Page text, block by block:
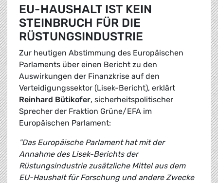
EU-HAUSHALT IST KEIN
STEINBRUCH FÜR DIE
RÜSTUNGSINDUSTRIE
Zur heutigen Abstimmung des Europäischen
Parlaments über einen Bericht zu den
Auswirkungen der Finanzkrise auf den
Verteidigungssektor (Lisek-Bericht), erklärt
Reinhard Bütikofer, sicherheitspolitischer
Sprecher der Fraktion Grüne/EFA im
Europäischen Parlament:
"Das Europäische Parlament hat mit der
Annahme des Lisek-Berichts der
Rüstungsindustrie zusätzliche Mittel aus dem
EU-Haushalt für Forschung und andere Zwecke